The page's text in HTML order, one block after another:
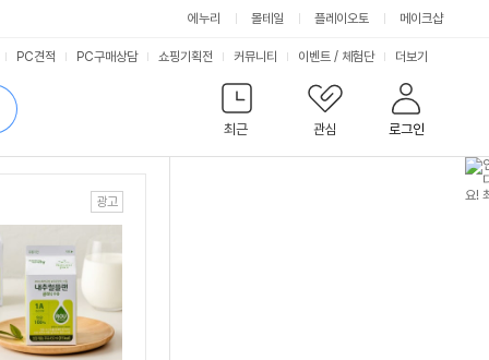
에누리 몰테일 플레이오토 메이크샵
최근
관심 로그인
PC견적 PC구매상담 쇼핑기획전 커뮤니티 이벤트 / 체험단 서
비
스
더보기